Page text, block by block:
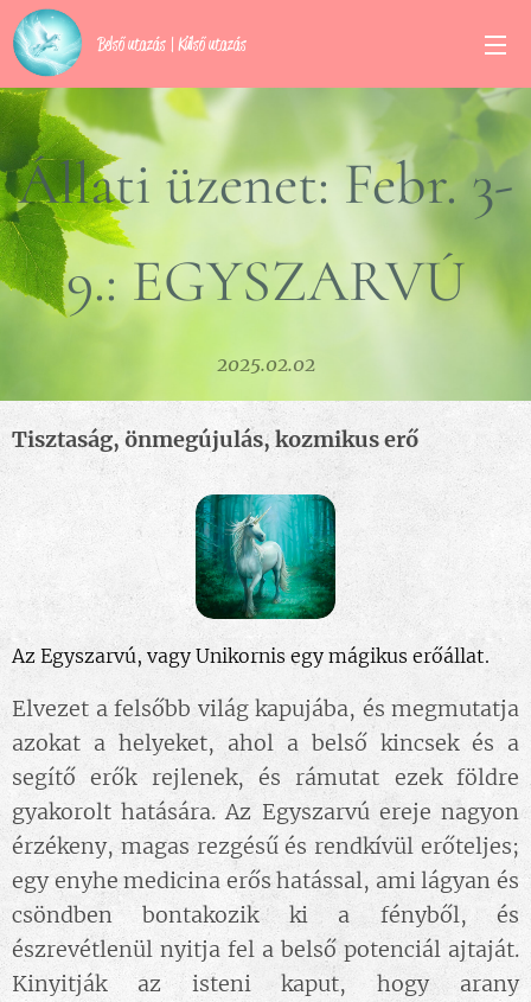
Belső utazás | Külső utazás
Állati üzenet: Febr. 3-
9.: EGYSZARVÚ
2025.02.02
Tisztaság, önmegújulás, kozmikus erő
Az Egyszarvú, vagy Unikornis egy mágikus erőállat.
Elvezet a felsőbb világ kapujába, és megmutatja
azokat a helyeket, ahol a belső kincsek és a
segítő erők rejlenek, és rámutat ezek földre
gyakorolt hatására. Az Egyszarvú ereje nagyon
érzékeny, magas rezgésű és rendkívül erőteljes;
egy enyhe medicina erős hatással, ami lágyan és
csöndben bontakozik ki a fényből, és
észrevétlenül nyitja fel a belső potenciál ajtaját.
Kinyitják az isteni kaput, hogy arany